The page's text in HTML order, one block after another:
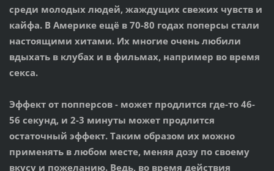
среди молодых людей, жаждущих свежих чувств и
кайфа. В Америке ещё в 70-80 годах поперсы стали
настоящими хитами. Их многие очень любили
вдыхать в клубах и в фильмах, например во время
секса.
Эффект от попперсов- может продлится где-то 46-
56 секунд, и 2-3 минуты может продлится
остаточный эффект. Таким образом их можно
применять в любом месте, меняя дозу по своему
вкусу и пожеланию. Ведь, во время действия